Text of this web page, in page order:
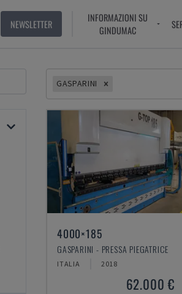
NEWSLETTER
INFORMAZIONI SU
GINDUMAC
GASPARINI
4000×185
GASPARINI - PRESSA PIEGATRICE
ITALIA 2018
62.000 €